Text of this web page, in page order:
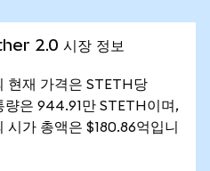
2.0 시장 정보
현재 가격은 STETH당
량은 944.91만 STETH이며,
가 총액은 $180.86억입니